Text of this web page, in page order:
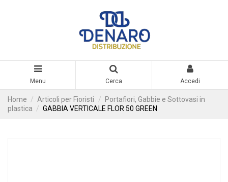
Menu Cerca Accedi
Home Articoli per Fioristi
Portafiori, Gabbie e Sottovasi in
plastica
GABBIA VERTICALE FLOR 50 GREEN